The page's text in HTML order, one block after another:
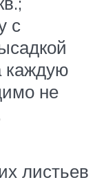
с
каждую
не
листьев